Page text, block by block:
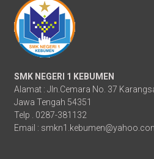
SMK NEGERI 1 KEBUMEN
Alamat : Jln.Cemara No. 37
Jawa Tengah 54351
Telp . 0287-381132
Email :